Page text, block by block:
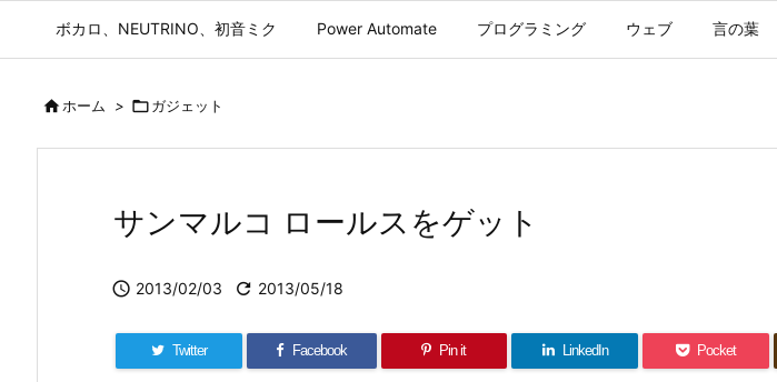
ボカロ、NEUTRINO、初音ミク Power Automate プログラミング ウェブ 言の葉
ホーム > ガジェット
サンマルコ ロールスをゲット
 2013/02/03  2013/05/18
Twitter Facebook Pin it LinkedIn Pocket